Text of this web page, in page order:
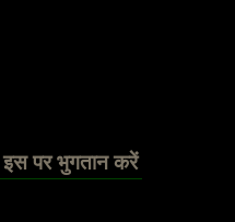
इस पर भुगतान करें